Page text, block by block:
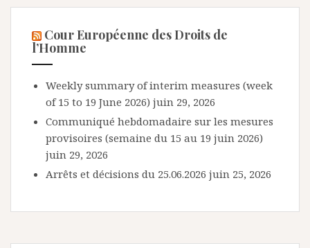
Cour Européenne des Droits de
l’Homme
Weekly summary of interim measures (week
of 15 to 19 June 2026) juin 29, 2026
Communiqué hebdomadaire sur les mesures
provisoires (semaine du 15 au 19 juin 2026)
juin 29, 2026
Arrêts et décisions du 25.06.2026 juin 25, 2026